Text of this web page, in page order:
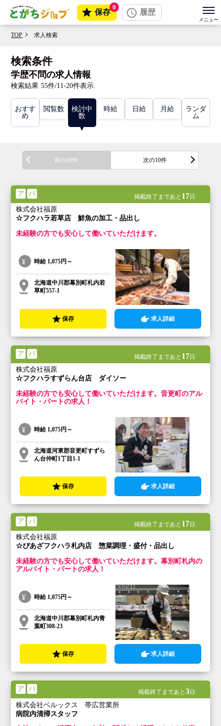
保存
0
履歴
TOP 求人検索
検索条件
学歴不問の求人情報
検索結果 55件/11-20件表示
おすす
め
閲覧数
検討中
数
時給 日給 月給
ランダ
ム
前の10件 次の10件
ア パ 掲載終了まであと 17日
株式会社福原
☆フクハラ若草店 鮮魚の加工・品出し
未経験の方でも安心して働いていただけます。
時給 1,075円～
北海道中川郡幕別町札内若
草町557-1
保存 求人詳細
ア パ 掲載終了まであと 17日
株式会社福原
☆フクハラすずらん台店 ダイソー
未経験の方でも安心して働いていただけます。音更町のアル
バイト・パートの求人！
時給 1,075円～
北海道河東郡音更町すずら
ん台仲町1丁目1-1
保存 求人詳細
ア パ 掲載終了まであと 17日
株式会社福原
☆ぴあざフクハラ札内店 惣菜調理・盛付・品出し
未経験の方でも安心して働いていただけます。幕別町札内の
アルバイト・パートの求人！
時給 1,075円～
北海道中川郡幕別町札内青
葉町308-23
保存 求人詳細
ア パ 掲載終了まであと 3日
株式会社ベルックス 帯広営業所
病院内清掃スタッフ